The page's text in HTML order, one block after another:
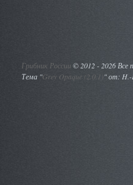
Грибник России ©2012 - 2026 Все
Тема "Grey Opaque (2.0.1)" от: H.-